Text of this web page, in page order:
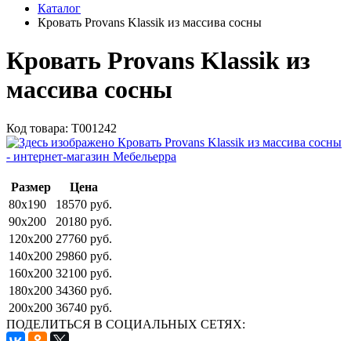
Каталог
Кровать Provans Klassik из массива сосны
Кровать Provans Klassik из
массива сосны
Код товара: Т001242
Размер
Цена
80x190
18570 руб.
90x200
20180 руб.
120x200 27760 руб.
140x200 29860 руб.
160x200 32100 руб.
180x200 34360 руб.
200x200 36740 руб.
ПОДЕЛИТЬСЯ В СОЦИАЛЬНЫХ СЕТЯХ: